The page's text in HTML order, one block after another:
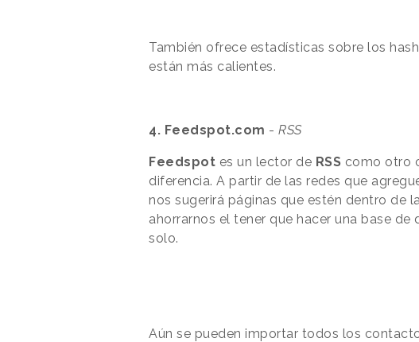
También ofrece estadísticas sobre los
están más calientes.
4. Feedspot.com - RSS
Feedspot es un lector de RSS como otro
diferencia. A partir de las redes que
nos sugerirá páginas que estén dentro de
ahorrarnos el tener que hacer una base
solo.
Aún se pueden importar todos los